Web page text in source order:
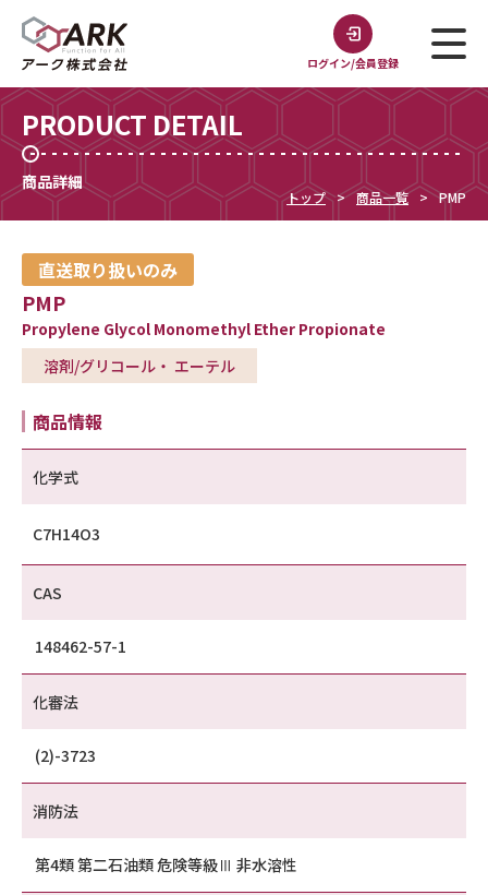
ログイン/会員登録
PRODUCT DETAIL
商品詳細
トップ 商品一覧 PMP
直送取り扱いのみ
PMP
Propylene Glycol Monomethyl Ether Propionate
溶剤/グリコール・ エーテル
商品情報
化学式
C7H14O3
CAS
148462-57-1
化審法
(2)-3723
消防法
第4類 第二石油類 危険等級Ⅲ 非水溶性